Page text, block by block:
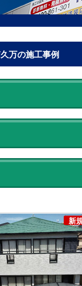
万の施工事例
新